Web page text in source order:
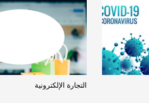
التجارة الإلكترونية